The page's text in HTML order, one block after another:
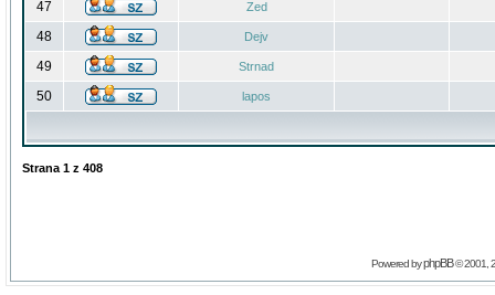
47 Zed
48 Dejv
49 Strnad
50 lapos
Strana 1 z 408
Powered byphpBB© 2001,